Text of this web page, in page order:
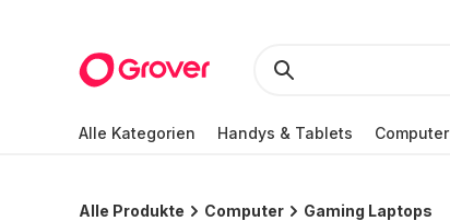
Alle Kategorien Handys & Tablets Computer
Alle Produkte Computer Gaming Laptops